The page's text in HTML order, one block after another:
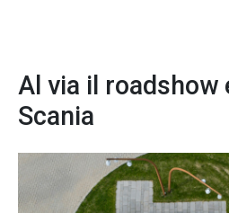
Al via il roadshow
Scania